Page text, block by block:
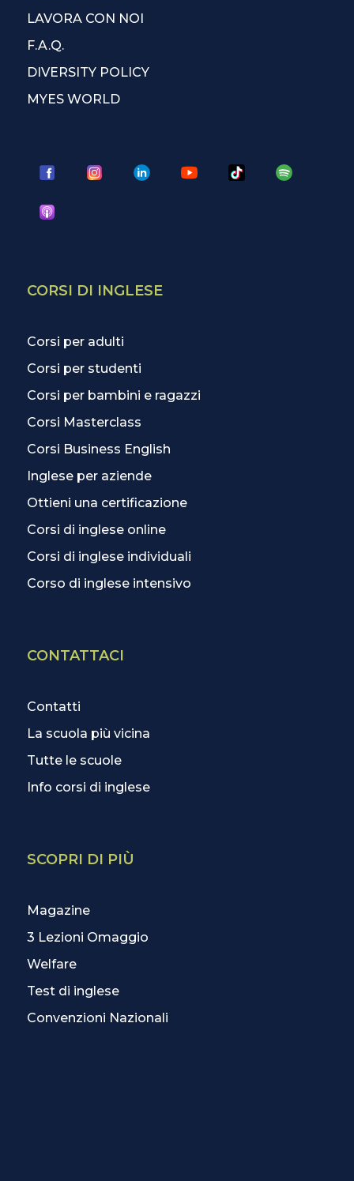
LAVORA CON NOI
F.A.Q.
DIVERSITY POLICY
MYES WORLD
CORSI DI INGLESE
Corsi per adulti
Corsi per studenti
Corsi per bambini e ragazzi
Corsi Masterclass
Corsi Business English
Inglese per aziende
Ottieni una certificazione
Corsi di inglese online
Corsi di inglese individuali
Corso di inglese intensivo
CONTATTACI
Contatti
La scuola più vicina
Tutte le scuole
Info corsi di inglese
SCOPRI DI PIÙ
Magazine
3 Lezioni Omaggio
Welfare
Test di inglese
Convenzioni Nazionali